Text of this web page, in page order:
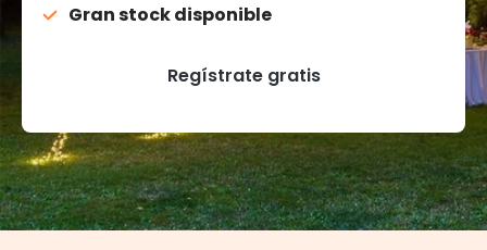
Gran stock disponible
Regístrate gratis